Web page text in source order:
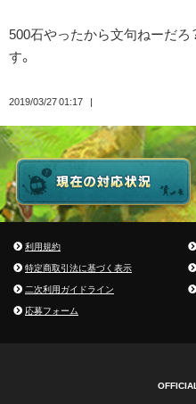
500石やったから文句ねーだ
す。
2019/03/27 01:17
利用規約
特定商取引法に基づく表示
二次利用ガイドライン
応募フォーム